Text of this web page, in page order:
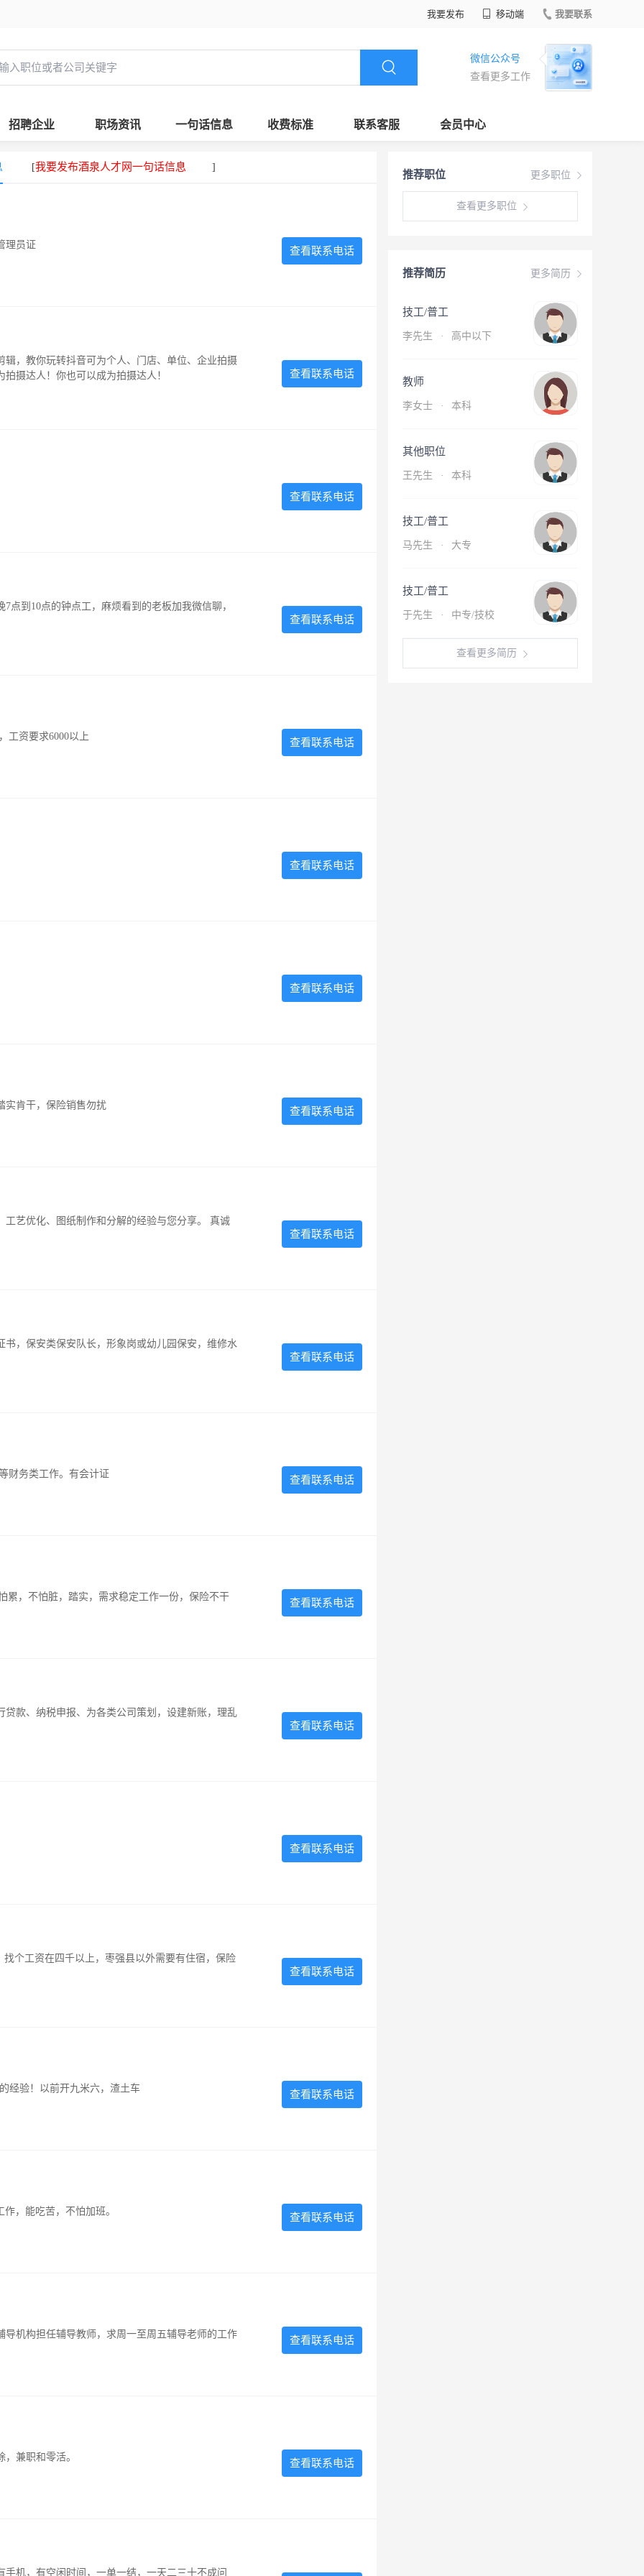
我要发布 移动端 我要联系
微信公众号
查看更多工作
招聘企业 职场资讯 一句话信息 收费标准 联系客服 会员中心
更多职位
推荐职位
查看更多职位
更多简历
推荐简历
技工/普工
李先生 · 高中以下
教师
李女士 · 本科
其他职位
王先生 · 本科
技工/普工
马先生 · 大专
技工/普工
于先生 · 中专/技校
查看更多简历
[我要发布酒泉人才网一句话信息 ]
理员证 查看联系电话
，教你玩转抖音可为个人、门店、单位、企业拍摄
摄达人！你也可以成为拍摄达人！
查看联系电话
查看联系电话
点到10点的钟点工，麻烦看到的老板加我微信聊，
查看联系电话
工资要求6000以上 查看联系电话
查看联系电话
查看联系电话
实肯干，保险销售勿扰 查看联系电话
艺优化、图纸制作和分解的经验与您分享。 真诚
查看联系电话
，保安类保安队长，形象岗或幼儿园保安，维修水
查看联系电话
财务类工作。有会计证 查看联系电话
累，不怕脏，踏实，需求稳定工作一份，保险不干 查看联系电话
款、纳税申报、为各类公司策划，设建新账，理乱
查看联系电话
查看联系电话
个工资在四千以上，枣强县以外需要有住宿，保险
查看联系电话
经验！以前开九米六，渣土车 查看联系电话
，能吃苦，不怕加班。 查看联系电话
机构担任辅导教师，求周一至周五辅导老师的工作 查看联系电话
兼职和零活。 查看联系电话
机，有空闲时间，一单一结，一天二三十不成问